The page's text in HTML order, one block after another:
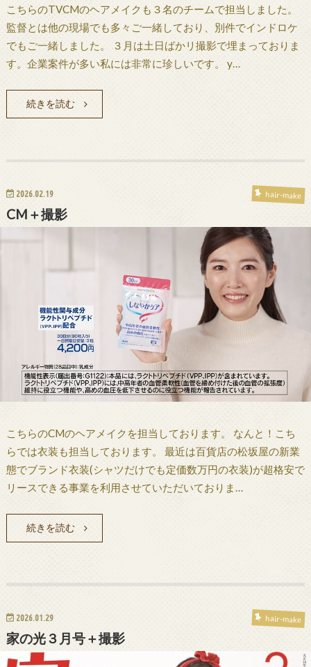
こちらのTVCMのヘアメイクも３名のチームで担当しました。
監督とは他の現場でも多々ご一緒しており、別件でインドロケ
でもご一緒しました。 ３月は土日ばかリ撮影で埋まっておりま
す。企業案件が多い私には非常に珍しいです。 y…
続きを読む
2026.02.19 hair-make
CM＋撮影
こちらのCMのヘアメイクを担当しております。 なんと！こち
らでは衣装も担当しております。 最近は百貨店の松坂屋の新業
態でブランド衣装(シャツだけでも定価数万円の衣装)が超格安で
リースできる事業を利用させていただいておりま…
続きを読む
2026.01.29 hair-make
家の光３月号＋撮影